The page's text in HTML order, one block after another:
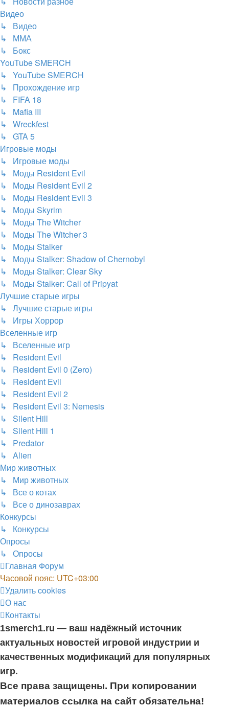
Видео
↳ Видео
↳ ММА
↳ Бокс
YouTube SMERCH
↳ YouTube SMERCH
↳ Прохождение игр
↳ FIFA 18
↳ Mafia III
↳ Wreckfest
↳ GTA 5
Игровые моды
↳ Игровые моды
↳ Моды Resident Evil
↳ Моды Resident Evil 2
↳ Моды Resident Evil 3
↳ Моды Skyrim
↳ Моды The Witcher
↳ Моды The Witcher 3
↳ Моды Stalker
↳ Моды Stalker: Shadow of Chernobyl
↳ Моды Stalker: Clear Sky
↳ Моды Stalker: Call of Pripyat
Лучшие старые игры
↳ Лучшие старые игры
↳ Игры Хоррор
Вселенные игр
↳ Вселенные игр
↳ Resident Evil
↳ Resident Evil 0 (Zero)
↳ Resident Evil
↳ Resident Evil 2
↳ Resident Evil 3: Nemesis
↳ Silent Hill
↳ Silent Hill 1
↳ Predator
↳ Alien
Мир животных
↳ Мир животных
↳ Все о котах
↳ Все о динозаврах
Конкурсы
↳ Конкурсы
Опросы
↳ Опросы
Главная Форум
Часовой пояс: UTC+03:00
Удалить cookies
О нас
Контакты
1smerch1.ru — ваш надёжный источник
актуальных новостей игровой индустрии и
качественных модификаций для популярных
игр.
Все права защищены. При копировании
материалов ссылка на сайт обязательна!